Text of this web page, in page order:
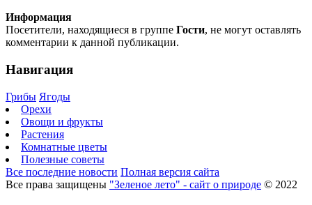
Информация
Посетители, находящиеся в группе Гости, не могут оставлять
комментарии к данной публикации.
Навигация
Грибы Ягоды
Орехи
Овощи и фрукты
Растения
Комнатные цветы
Полезные советы
Все последние новости Полная версия сайта
Все права защищены "Зеленое лето" - сайт о природе © 2022